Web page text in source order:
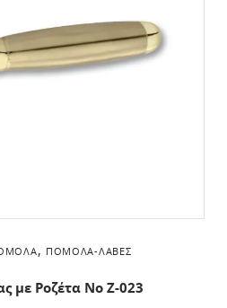
, ΠΌΜΟΛΑ-ΛΑΒΈΣ
με Ροζέτα No Z-023